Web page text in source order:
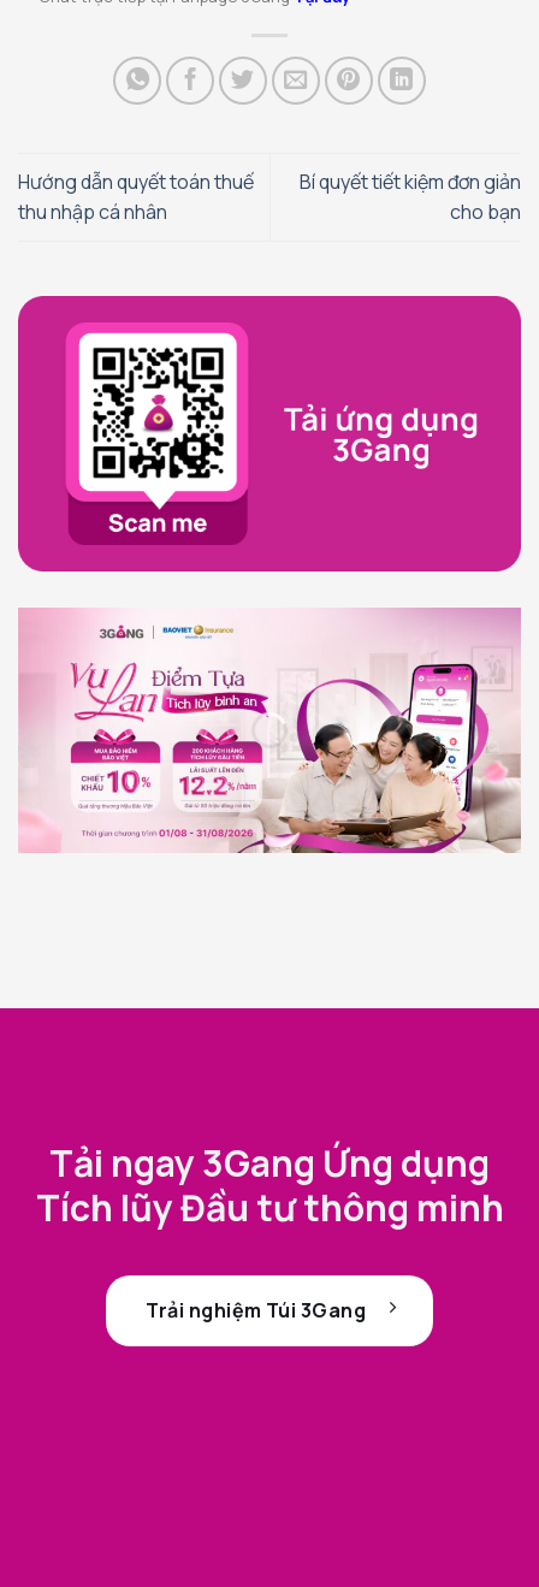
Hướng dẫn quyết toán thuế
thu nhập cá nhân
Bí quyết tiết kiệm đơn giản
cho bạn
Tải ngay 3Gang Ứng dụng
Tích lũy Đầu tư thông minh
Trải nghiệm Túi 3Gang